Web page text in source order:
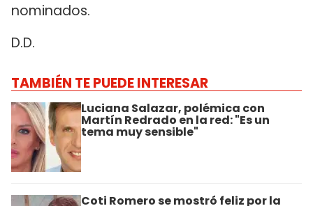
nominados.
D.D.
TAMBIÉN TE PUEDE INTERESAR
Luciana Salazar, polémica con
Martín Redrado en la red: "Es un
tema muy sensible"
Coti Romero se mostró feliz por la